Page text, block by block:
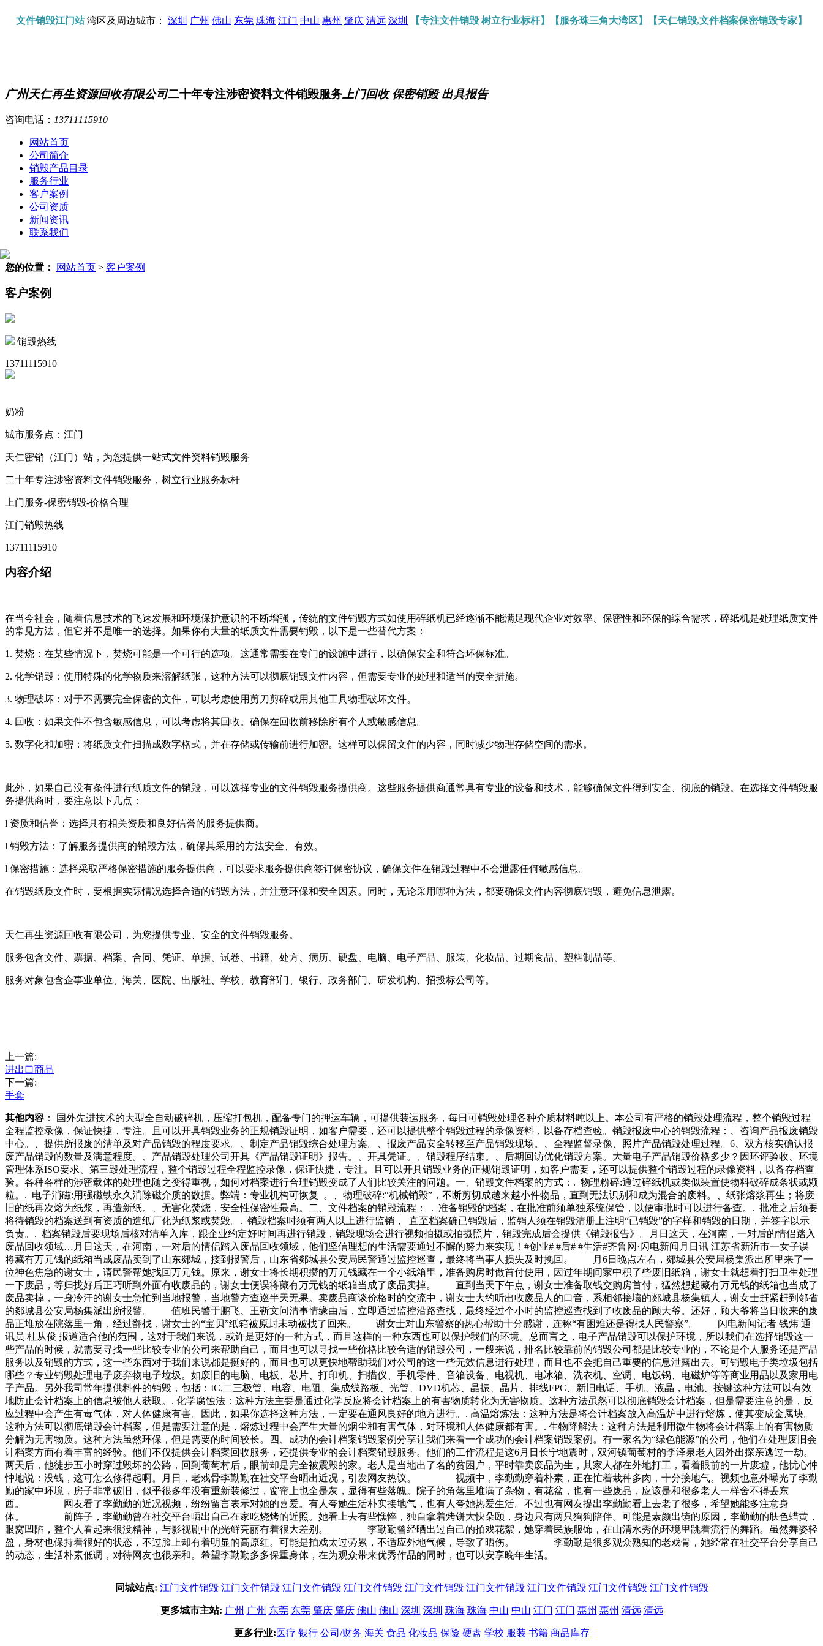
文件销毁江门站湾区及周边城市： 深圳 广州 佛山 东莞 珠海 江门 中山 惠州 肇庆 清远 深圳 【专注文件销毁 树立行业标杆】【服务珠三角大湾区】【天仁销毁,文件档案保密销毁专家】
广州天仁再生资源回收有限公司二十年专注涉密资料文件销毁服务 上门回收 保密销毁 出具报告
咨询电话： 13711115910
网站首页
公司简介
销毁产品目录
服务行业
客户案例
公司资质
新闻资讯
联系我们
您的位置： 网站首页 > 客户案例
客户案例
销毁热线
13711115910
奶粉
城市服务点：江门
天仁密销（江门）站，为您提供一站式文件资料销毁服务
二十年专注涉密资料文件销毁服务，树立行业服务标杆
上门服务-保密销毁-价格合理
江门销毁热线
13711115910
内容介绍
在当今社会，随着信息技术的飞速发展和环境保护意识的不断增强，传统的文件销毁方式如使用碎纸机已经逐渐不能满足现代企业对效率、保密性和环保的综合需求，碎纸机是处理纸质文件
的常见方法，但它并不是唯一的选择。如果你有大量的纸质文件需要销毁，以下是一些替代方案：
1. 焚烧：在某些情况下，焚烧可能是一个可行的选项。这通常需要在专门的设施中进行，以确保安全和符合环保标准。
2. 化学销毁：使用特殊的化学物质来溶解纸张，这种方法可以彻底销毁文件内容，但需要专业的处理和适当的安全措施。
3. 物理破坏：对于不需要完全保密的文件，可以考虑使用剪刀剪碎或用其他工具物理破坏文件。
4. 回收：如果文件不包含敏感信息，可以考虑将其回收。确保在回收前移除所有个人或敏感信息。
5. 数字化和加密：将纸质文件扫描成数字格式，并在存储或传输前进行加密。这样可以保留文件的内容，同时减少物理存储空间的需求。
此外，如果自己没有条件进行纸质文件的销毁，可以选择专业的文件销毁服务提供商。这些服务提供商通常具有专业的设备和技术，能够确保文件得到安全、彻底的销毁。在选择文件销毁服
务提供商时，要注意以下几点：
l 资质和信誉：选择具有相关资质和良好信誉的服务提供商。
l 销毁方法：了解服务提供商的销毁方法，确保其采用的方法安全、有效。
l 保密措施：选择采取严格保密措施的服务提供商，可以要求服务提供商签订保密协议，确保文件在销毁过程中不会泄露任何敏感信息。
在销毁纸质文件时，要根据实际情况选择合适的销毁方法，并注意环保和安全因素。同时，无论采用哪种方法，都要确保文件内容彻底销毁，避免信息泄露。
天仁再生资源回收有限公司，为您提供专业、安全的文件销毁服务。
服务包含文件、票据、档案、合同、凭证、单据、试卷、书籍、处方、病历、硬盘、电脑、电子产品、服装、化妆品、过期食品、塑料制品等。
服务对象包含企事业单位、海关、医院、出版社、学校、教育部门、银行、政务部门、研发机构、招投标公司等。
上一篇:
进出口商品
下一篇:
手套
其他内容 ： 国外先进技术的大型全自动破碎机，压缩打包机，配备专门的押运车辆，可提供装运服务，每日可销毁处理各种介质材料吨以上。本公司有严格的销毁处理流程，整个销毁过程
全程监控录像，保证快捷，专注。且可以开具销毁业务的正规销毁证明，如客户需要，还可以提供整个销毁过程的录像资料，以备存档查验。销毁报废中心的销毁流程：、咨询产品报废销毁
中心。、提供所报废的清单及对产品销毁的程度要求。、制定产品销毁综合处理方案。、报废产品安全转移至产品销毁现场。、全程监督录像、照片产品销毁处理过程。6、双方核实确认报
废产品销毁的数量及满意程度。、产品销毁处理公司开具《产品销毁证明》报告。、开具凭证。、销毁程序结束。、后期回访优化销毁方案。大量电子产品销毁价格多少？因环评验收、环境
管理体系ISO要求、第三毁处理流程，整个销毁过程全程监控录像，保证快捷，专注。且可以开具销毁业务的正规销毁证明，如客户需要，还可以提供整个销毁过程的录像资料，以备存档查
验。各种各样的涉密载体的处理也随之变得重视，如何对档案进行合理销毁变成了人们比较关注的问题。一、销毁文件档案的方式：. 物理粉碎:通过碎纸机或类似装置使物料破碎成条状或颗
粒。. 电子消磁:用强磁铁永久消除磁介质的数据。弊端：专业机构可恢复 。、物理破碎:“机械销毁”，不断剪切成越来越小件物品，直到无法识别和成为混合的废料。、纸张熔浆再生；将废
旧的纸再次熔为纸浆，再造新纸。、无害化焚烧，安全性保密性最高。二、文件档案的销毁流程： . 准备销毁的档案，在批准前须单独系统保管，以便审批时可以进行备查。. 批准之后须要
将待销毁的档案送到有资质的造纸厂化为纸浆或焚毁。. 销毁档案时须有两人以上进行监销， 直至档案确已销毁后，监销人须在销毁清册上注明“已销毁”的字样和销毁的日期，并签字以示
负责。. 档案销毁后要现场后核对清单入库，跟企业约定好时间再进行销毁，销毁现场会进行视频拍摄或拍摄照片，销毁完成后会提供《销毁报告》。月日这天，在河南，一对后的情侣踏入
废品回收领域…月日这天，在河南，一对后的情侣踏入废品回收领域，他们坚信理想的生活需要通过不懈的努力来实现！#创业# #后# #生活#齐鲁网·闪电新闻月日讯 江苏省新沂市一女子误
将藏有万元钱的纸箱当成废品卖到了山东郯城，接到报警后，山东省郯城县公安局民警通过监控巡查，最终将当事人损失及时挽回。 月6日晚点左右，郯城县公安局杨集派出所里来了一
位神色焦急的谢女士，请民警帮她找回万元钱。原来，谢女士将长期积攒的万元钱藏在一个小纸箱里，准备购房时做首付使用，因过年期间家中积了些废旧纸箱，谢女士就想着打扫卫生处理
一下废品，等归拢好后正巧听到外面有收废品的，谢女士便误将藏有万元钱的纸箱当成了废品卖掉。 直到当天下午点，谢女士准备取钱交购房首付，猛然想起藏有万元钱的纸箱也当成了
废品卖掉，一身冷汗的谢女士急忙到当地报警，当地警方查巡半天无果。卖废品商谈价格时的交流中，谢女士大约听出收废品人的口音，系相邻接壤的郯城县杨集镇人，谢女士赶紧赶到邻省
的郯城县公安局杨集派出所报警。 值班民警于鹏飞、王靳文问清事情缘由后，立即通过监控沿路查找，最终经过个小时的监控巡查找到了收废品的顾大爷。还好，顾大爷将当日收来的废
品正堆放在院落里一角，经过翻找，谢女士的“宝贝”纸箱被原封未动被找了回来。 谢女士对山东警察的热心帮助十分感谢，连称“有困难还是得找人民警察”。 闪电新闻记者 钱炜 通
讯员 杜从俊 报道适合他的范围，这对于我们来说，或许是更好的一种方式，而且这样的一种东西也可以保护我们的环境。总而言之，电子产品销毁可以保护环境，所以我们在选择销毁这一
些产品的时候，就需要寻找一些比较专业的公司来帮助自己，而且也可以寻找一些价格比较合适的销毁公司，一般来说，排名比较靠前的销毁公司都是比较专业的，不论是个人服务还是产品
服务以及销毁的方式，这一些东西对于我们来说都是挺好的，而且也可以更快地帮助我们对公司的这一些无效信息进行处理，而且也不会把自己重要的信息泄露出去。可销毁电子类垃圾包括
哪些？专业销毁处理电子废弃物电子垃圾。如废旧的电脑、电板、芯片、打印机、扫描仪、手机零件、音箱设备、电视机、电冰箱、洗衣机、空调、电饭锅、电磁炉等等商业用品以及家用电
子产品。另外我司常年提供料件的销毁，包括：IC,二三极管、电容、电阻、集成线路板、光管、DVD机芯、晶振、晶片、排线FPC、新旧电话、手机、液晶，电池、按键这种方法可以有效
地防止会计档案上的信息被他人获取。. 化学腐蚀法：这种方法主要是通过化学反应将会计档案上的有害物质转化为无害物质。这种方法虽然可以彻底销毁会计档案，但是需要注意的是，反
应过程中会产生有毒气体，对人体健康有害。因此，如果你选择这种方法，一定要在通风良好的地方进行。. 高温熔炼法：这种方法是将会计档案放入高温炉中进行熔炼，使其变成金属块。
这种方法可以彻底销毁会计档案，但是需要注意的是，熔炼过程中会产生大量的烟尘和有害气体，对环境和人体健康都有害。. 生物降解法：这种方法是利用微生物将会计档案上的有害物质
分解为无害物质。这种方法虽然环保，但是需要的时间较长。四、成功的会计档案销毁案例分享让我们来看一个成功的会计档案销毁案例。有一家名为“绿色能源”的公司，他们在处理废旧会
计档案方面有着丰富的经验。他们不仅提供会计档案回收服务，还提供专业的会计档案销毁服务。他们的工作流程是这6月日长宁地震时，双河镇葡萄村的李泽泉老人因外出探亲逃过一劫。
两天后，他徒步五小时穿过毁坏的公路，回到葡萄村后，眼前却是完全被震毁的家。老人是当地出了名的贫困户，平时靠卖废品为生，其家人都在外地打工，看着眼前的一片废墟，他忧心忡
忡地说：没钱，这可怎么修得起啊。月日，老戏骨李勤勤在社交平台晒出近况，引发网友热议。 视频中，李勤勤穿着朴素，正在忙着栽种多肉，十分接地气。视频也意外曝光了李勤
勤的家中环境，房子非常破旧，似乎很多年没有重新装修过，窗帘上也全是灰，显得有些落魄。院子的角落里堆满了杂物，有花盆，也有一些废品，应该是和很多老人一样舍不得丢东
西。 网友看了李勤勤的近况视频，纷纷留言表示对她的喜爱。有人夸她生活朴实接地气，也有人夸她热爱生活。不过也有网友提出李勤勤看上去老了很多，希望她能多注意身
体。 前阵子，李勤勤曾在社交平台晒出自己在家吃烧烤的近照。她看上去有些憔悴，独自拿着烤饼大快朵颐，身边只有两只狗狗陪伴。可能是素颜出镜的原因，李勤勤的肤色蜡黄，
眼窝凹陷，整个人看起来很没精神，与影视剧中的光鲜亮丽有着很大差别。 李勤勤曾经晒出过自己的拍戏花絮，她穿着民族服饰，在山清水秀的环境里跳着流行的舞蹈。虽然舞姿轻
盈，身材也保持着很好的状态，不过脸上却有着明显的高原红。可能是拍戏太过劳累，不适应外地气候，导致了晒伤。 李勤勤是很多观众熟知的老戏骨，她经常在社交平台分享自己
的动态，生活朴素低调，对待网友也很亲和。希望李勤勤多多保重身体，在为观众带来优秀作品的同时，也可以安享晚年生活。
同城站点: 江门文件销毁 江门文件销毁 江门文件销毁 江门文件销毁 江门文件销毁 江门文件销毁 江门文件销毁 江门文件销毁 江门文件销毁
更多城市主站: 广州 广州 东莞 东莞 肇庆 肇庆 佛山 佛山 深圳 深圳 珠海 珠海 中山 中山 江门 江门 惠州 惠州 清远 清远
更多行业: 医疗 银行 公司/财务 海关 食品 化妆品 保险 硬盘 学校 服装 书籍 商品库存